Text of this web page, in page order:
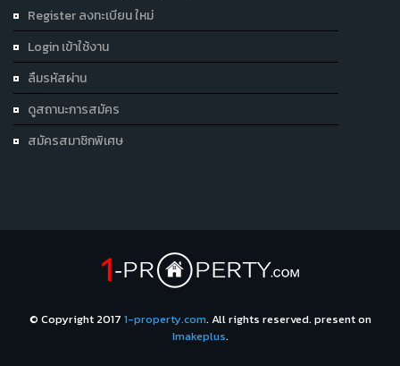
Register ลงทะเบียน ใหม่
Login เข้าใช้งาน
ลืมรหัสผ่าน
ดูสถานะการสมัคร
สมัครสมาชิกพิเศษ
© Copyright 2017 1-property.com. All rights reserved. present on
Imakeplus.